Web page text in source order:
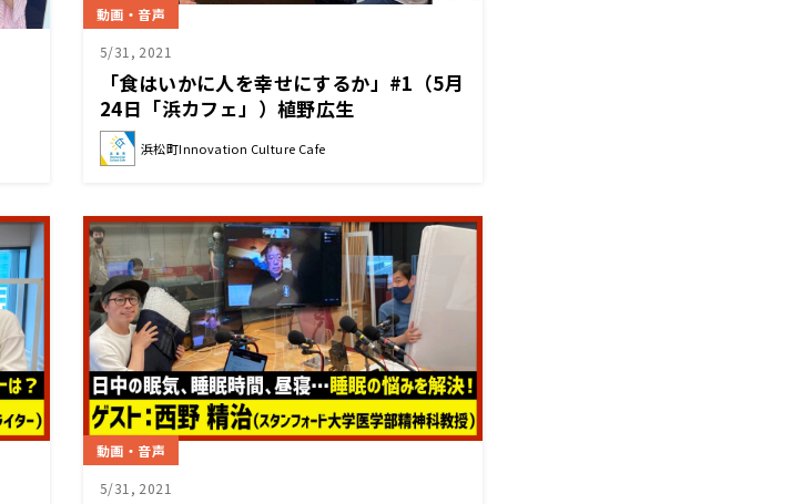
動画・音声
5/31, 2021
「食はいかに人を幸せにするか」#1（5月
24日「浜カフェ」）植野広生
（「dancyu」編集長）今井了介（Gigi代
表／作曲家・音楽プロデューサー）
浜松町Innovation Culture Cafe
動画・音声
5/31, 2021